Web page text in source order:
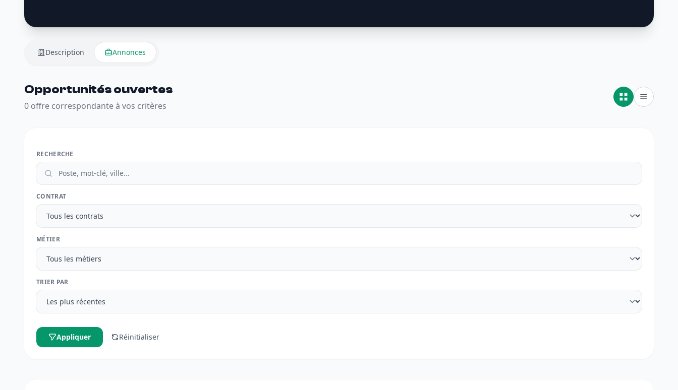
Description Annonces
Opportunités ouvertes
0 offre correspondante à vos critères
RECHERCHE
CONTRAT
MÉTIER
TRIER PAR
Appliquer Réinitialiser